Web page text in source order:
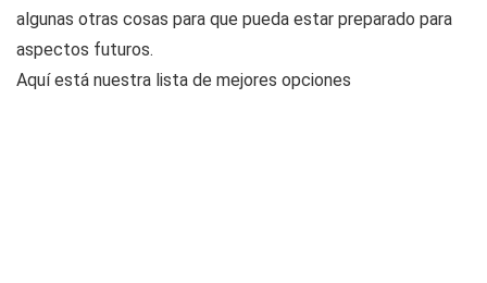
algunas otras cosas para que pueda estar preparado para
aspectos futuros.
Aquí está nuestra lista de mejores opciones